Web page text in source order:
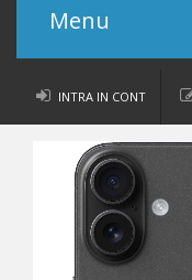
Menu
Acasa
Catalog
Promoții
Regulamente
INTRA IN CONT